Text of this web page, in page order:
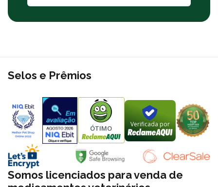
Selos e Prêmios
ÓTIMO Verificada por
Somos licenciados para venda de